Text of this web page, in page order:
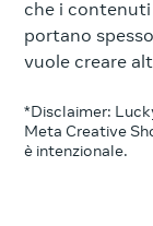
che i
portano
vuole creare
*Disclaimer:
Meta Creative
è intenzionale.